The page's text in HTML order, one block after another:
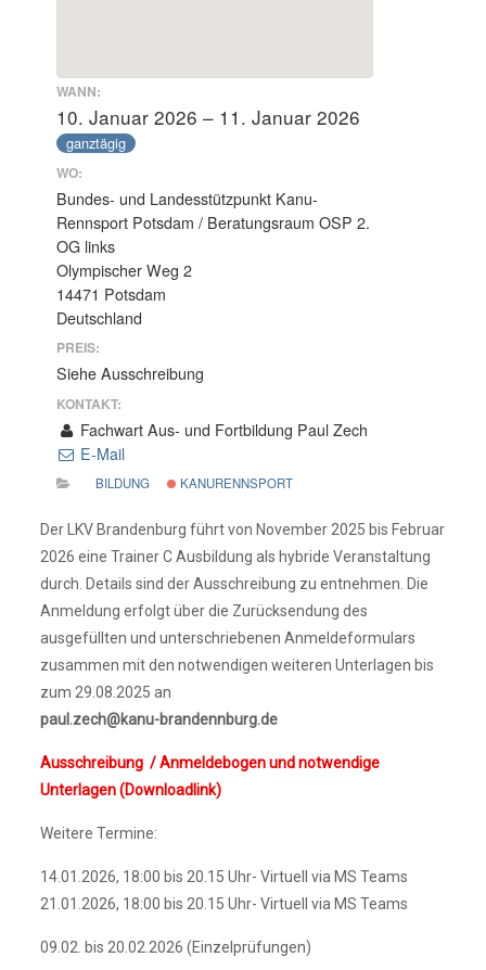
WANN:
10. Januar 2026 – 11. Januar 2026
ganztägig
WO:
Bundes- und Landesstützpunkt Kanu-
Rennsport Potsdam / Beratungsraum OSP 2.
OG links
Olympischer Weg 2
14471 Potsdam
Deutschland
PREIS:
Siehe Ausschreibung
KONTAKT:
Fachwart Aus- und Fortbildung Paul Zech
E-Mail
BILDUNG KANURENNSPORT
Der LKV Brandenburg führt von November 2025 bis Februar
2026 eine Trainer C Ausbildung als hybride Veranstaltung
durch. Details sind der Ausschreibung zu entnehmen. Die
Anmeldung erfolgt über die Zurücksendung des
ausgefüllten und unterschriebenen Anmeldeformulars
zusammen mit den notwendigen weiteren Unterlagen bis
zum 29.08.2025 an
paul.zech@kanu-brandennburg.de
Ausschreibung / Anmeldebogen und notwendige
Unterlagen (Downloadlink)
Weitere Termine:
14.01.2026, 18:00 bis 20.15 Uhr- Virtuell via MS Teams
21.01.2026, 18:00 bis 20.15 Uhr- Virtuell via MS Teams
09.02. bis 20.02.2026 (Einzelprüfungen)